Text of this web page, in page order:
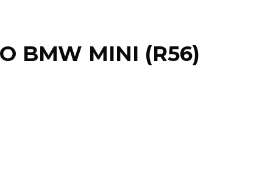
BMW MINI (R56)